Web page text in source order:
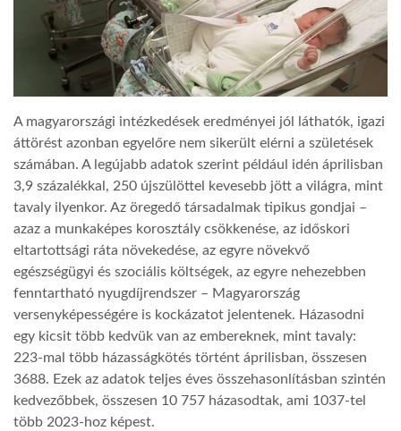
LATIMO.HU
GLOBOBOOK
A magyarországi intézkedések eredményei jól láthatók, igazi
áttörést azonban egyelőre nem sikerült elérni a születések
számában. A legújabb adatok szerint például idén áprilisban
3,9 százalékkal, 250 újszülöttel kevesebb jött a világra, mint
tavaly ilyenkor. Az öregedő társadalmak tipikus gondjai –
azaz a munkaképes korosztály csökkenése, az időskori
eltartottsági ráta növekedése, az egyre növekvő
egészségügyi és szociális költségek, az egyre nehezebben
fenntartható nyugdíjrendszer – Magyarország
versenyképességére is kockázatot jelentenek. Házasodni
egy kicsit több kedvük van az embereknek, mint tavaly:
223-mal több házasságkötés történt áprilisban, összesen
3688. Ezek az adatok teljes éves összehasonlításban szintén
kedvezőbbek, összesen 10 757 házasodtak, ami 1037-tel
több 2023-hoz képest.